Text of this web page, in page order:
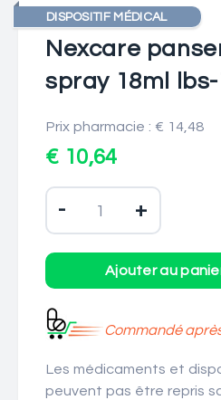
DISPOSITIF MÉDICAL
Nexcare
spray 18ml lbs-
Prix pharmacie : € 14,48
€ 10,64
- +
Commandé
Les médicaments et
peuvent pas être repris